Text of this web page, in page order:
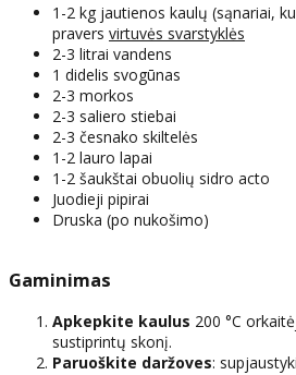
1-2 kg jautienos kaulų (sąnariai,
pravers virtuvės svarstyklės
2-3 litrai vandens
1 didelis svogūnas
2-3 morkos
2-3 saliero stiebai
2-3 česnako skiltelės
1-2 lauro lapai
1-2 šaukštai obuolių sidro acto
Juodieji pipirai
Druska (po nukošimo)
Gaminimas
Apkepkite kaulus 200 °C
sustiprintų skonį.
Paruoškite daržoves: